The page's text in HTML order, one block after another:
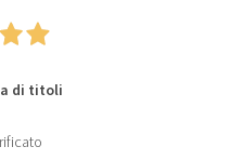
di titoli